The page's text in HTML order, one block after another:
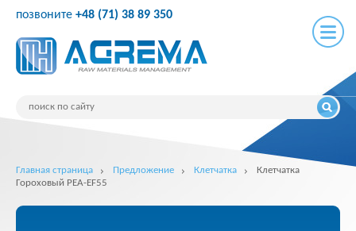
позвоните +48 (71) 38 89 350
Главная страница Предложение Клетчатка
Клетчатка
Гороховый PEA-EF55